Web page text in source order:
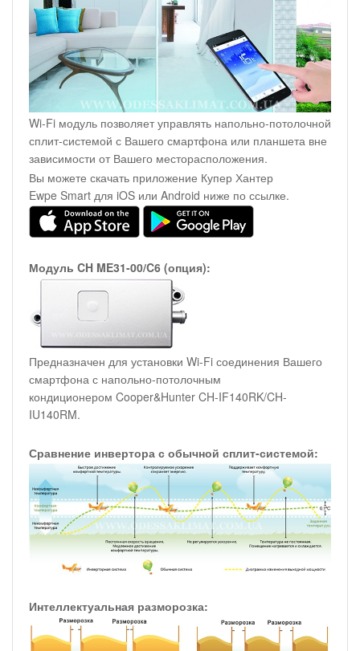
Wi-Fi модуль позволяет управлять напольно-потолочной
сплит-системой с Вашего смартфона или планшета вне
зависимости от Вашего месторасположения.
Вы можете скачать приложение Купер Хантер
Ewpe Smart для iOS или Android ниже по ссылке.
Модуль CH ME31-00/C6 (опция):
Предназначен для установки Wi-Fi соединения Вашего
смартфона с напольно-потолочным
кондиционером Cooper&Hunter CH-IF140RK/CH-
IU140RM.
Сравнение инвертора с обычной сплит-системой:
Интеллектуальная разморозка: